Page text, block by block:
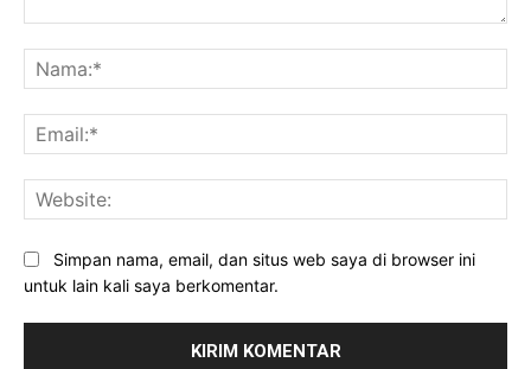
Simpan nama, email, dan situs web saya di browser ini
untuk lain kali saya berkomentar.